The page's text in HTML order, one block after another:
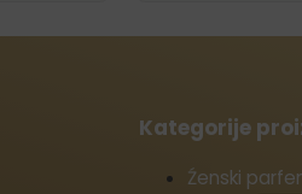
Kategorije
Źenski